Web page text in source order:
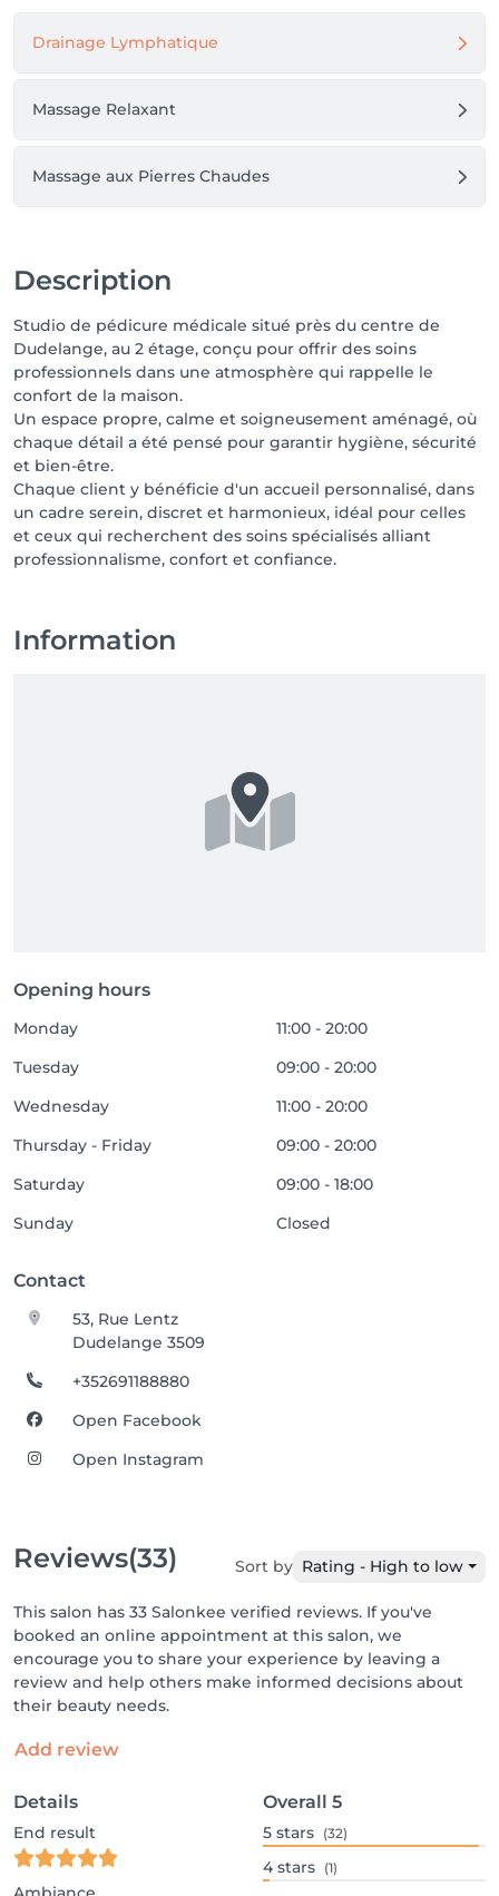
Drainage Lymphatique
Massage Relaxant
Massage aux Pierres Chaudes
Description
Studio de pédicure médicale situé près du centre de
Dudelange, au 2 étage, conçu pour offrir des soins
professionnels dans une atmosphère qui rappelle le
confort de la maison.
Un espace propre, calme et soigneusement aménagé, où
chaque détail a été pensé pour garantir hygiène, sécurité
et bien-être.
Chaque client y bénéficie d'un accueil personnalisé, dans
un cadre serein, discret et harmonieux, idéal pour celles
et ceux qui recherchent des soins spécialisés alliant
Information
Opening hours
Monday
11:00 - 20:00
Tuesday
09:00 - 20:00
Wednesday
11:00 - 20:00
Thursday - Friday
09:00 - 20:00
Saturday
09:00 - 18:00
Sunday
Closed
Contact
53, Rue Lentz
Dudelange 3509
+352691188880
Open Facebook
Open Instagram
Reviews(33) Sort by Rating - High to low
This salon has 33 Salonkee verified reviews. If you've
booked an online appointment at this salon, we
encourage you to share your experience by leaving a
review and help others make informed decisions about
their beauty needs.
Add review
Details
End result
Overall 5
5 stars (32)
4 stars (1)